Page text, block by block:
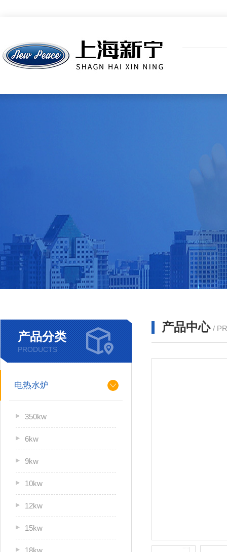
产品分类
PRODUCTS
电热水炉
350kw
6kw
9kw
10kw
12kw
15kw
18kw
产品中心 /